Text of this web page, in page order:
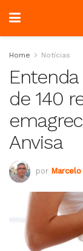
Home Notícias
de 140
Anvisa
por